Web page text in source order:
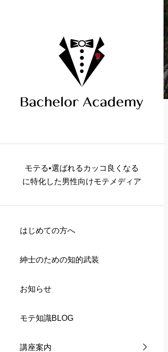
モテる•選ばれるカッコ良くなる
に特化した男性向けモテメディア
はじめての方へ
紳士のための知的武装
お知らせ
モテ知識BLOG
講座案内